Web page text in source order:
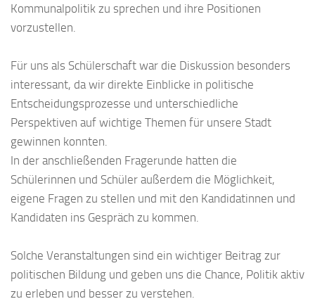
Kommunalpolitik zu sprechen und ihre Positionen
vorzustellen.
Für uns als Schülerschaft war die Diskussion besonders
interessant, da wir direkte Einblicke in politische
Entscheidungsprozesse und unterschiedliche
Perspektiven auf wichtige Themen für unsere Stadt
gewinnen konnten.
In der anschließenden Fragerunde hatten die
Schülerinnen und Schüler außerdem die Möglichkeit,
eigene Fragen zu stellen und mit den Kandidatinnen und
Kandidaten ins Gespräch zu kommen.
Solche Veranstaltungen sind ein wichtiger Beitrag zur
politischen Bildung und geben uns die Chance, Politik aktiv
zu erleben und besser zu verstehen.